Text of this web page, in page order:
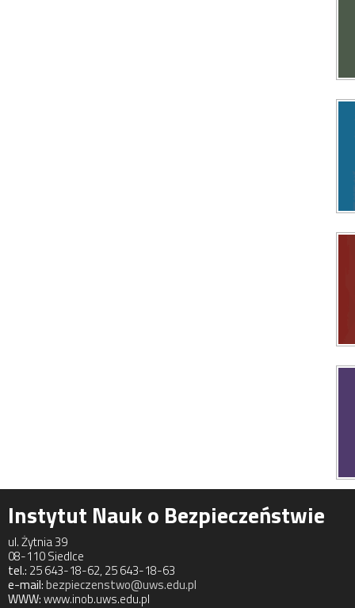
Instytut Nauk o Bezpieczeństwie
ul. Żytnia 39
08-110 Siedlce
tel.: 25 643-18-62, 25 643-18-63
e-mail:bezpieczenstwo@uws.edu.pl
WWW:www.inob.uws.edu.pl